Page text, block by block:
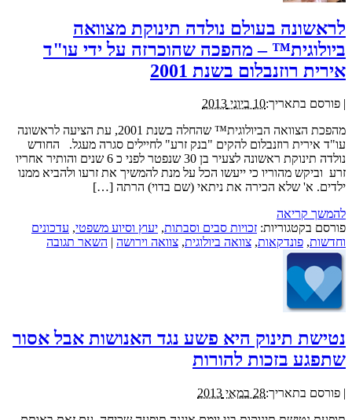
לראשונה בעולם נולדה תינוקת מצוואה
ביולוגית™ – מהפכה שהוכרזה על ידי עו"ד
אירית רוזנבלום בשנת 2001
פורסם בתאריך:10 ביוני 2013
מהפכת הצוואה הביולוגית™ שהחלה בשנת 2001, עת הציעה לראשונה
עו"ד אירית רוזנבלום להקים "בנק זרע" לחיילים סגרה מעגל. החודש
נולדה תינוקת ראשונה לצעיר בן 30 שנפטר לפני כ 6 שנים והותיר אחריו
זרע וביקש מהוריו כי ייעשו הכל על מנת להמשיך את זרעו ולהביא ממנו
ילדים. א' שלא הכירה את ניתאי (שם בדוי) הרתה […]
להמשך קריאה
פורסם בקטגוריות: זכויות סבים וסבתות, יעוץ וסיוע משפטי, עדכונים
וחדשות, פונדקאות, צוואה ביולוגית, צוואה וירושה השאר תגובה
נטישת תינוק היא פשע נגד האנושות אבל אסור
שתפגע בזכות להורות
| פורסם בתאריך:28 במאי 2013